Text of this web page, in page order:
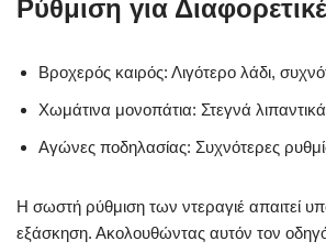
Ρύθμιση για
Βροχερός καιρός: Λιγότερο λάδι,
Χωμάτινα μονοπάτια: Στεγνά λιπαντικά
Αγώνες ποδηλασίας: Συχνότερες
Η σωστή ρύθμιση των ντεραγιέ απαιτεί
εξάσκηση. Ακολουθώντας αυτόν τον